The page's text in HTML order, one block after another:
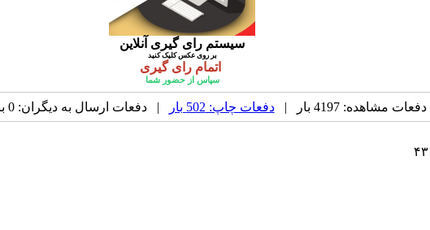
سیستم رای گیری آنلاین
بر روی عکس کلیک کنید
اتمام رای گیری
سپاس از حضور شما
دفعات مشاهده: 4197 بار | دفعات چاپ: 502 بار | دفعات ارسال به دیگران: 0 بار |